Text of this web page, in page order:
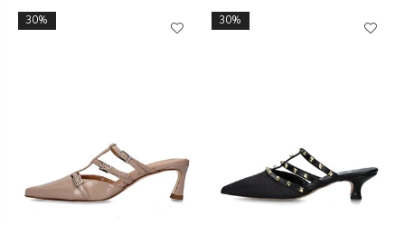
30% 30%